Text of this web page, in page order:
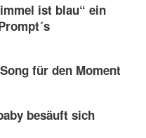
ist blau“ ein
für den Moment
besäuft sich